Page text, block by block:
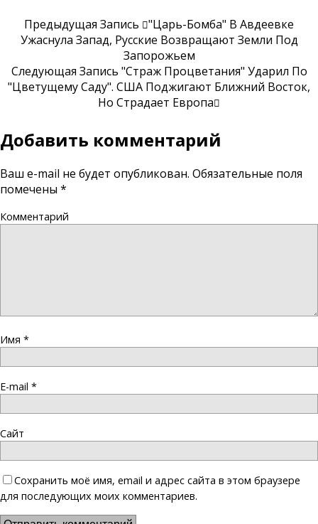
Предыдущая Запись
"Царь-Бомба" В Авдеевке
Ужаснула Запад, Русские Возвращают Земли Под
Запорожьем
Следующая Запись "Страж Процветания" Ударил По
"Цветущему Саду". США Поджигают Ближний Восток,
Но Страдает Европа
Добавить комментарий
Ваш e-mail не будет опубликован. Обязательные поля
помечены *
Комментарий
Имя *
E-mail *
Сайт
Сохранить моё имя, email и адрес сайта в этом браузере
для последующих моих комментариев.